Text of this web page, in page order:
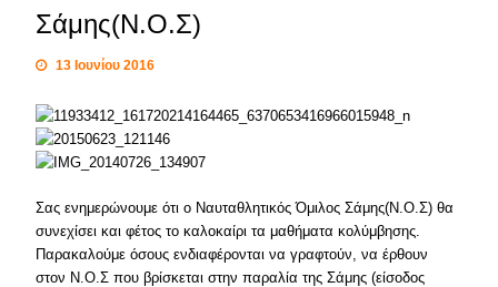
Σάμης(Ν.Ο.Σ)
13 Ιουνίου 2016
Σας ενημερώνουμε ότι ο Ναυταθλητικός Όμιλος Σάμης(Ν.Ο.Σ) θα
συνεχίσει και φέτος το καλοκαίρι τα μαθήματα κολύμβησης.
Παρακαλούμε όσους ενδιαφέρονται να γραφτούν, να έρθουν
στον Ν.Ο.Σ που βρίσκεται στην παραλία της Σάμης (είσοδος